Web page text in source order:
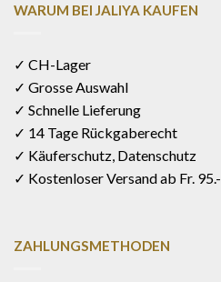
WARUM BEI JALIYA KAUFEN
✓ CH-Lager
✓ Grosse Auswahl
✓ Schnelle Lieferung
✓ 14 Tage Rückgaberecht
✓ Käuferschutz, Datenschutz
✓ Kostenloser Versand ab Fr. 95.-
ZAHLUNGSMETHODEN